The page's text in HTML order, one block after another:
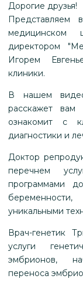
Дорогие друзья!
медицинском
директором
Игорем
клиники.
В нашем
расскажет вам
ознакомит с
диагностики и
Доктор
перечнем
программами
уникальными
Врач-генетик
услуги
эмбрионов,
переноса